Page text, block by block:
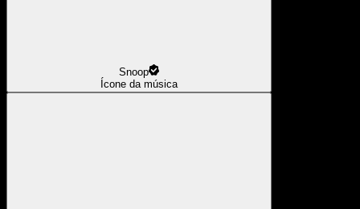
Snoop
Ícone da música